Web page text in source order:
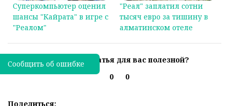
Суперкомпьютер оценил
шансы "Кайрата" в игре с
"Реалом"
"Реал" заплатил сотни
тысяч евро за тишину в
алматинском отеле
Была ли эта статья для вас полезной?
0
0
Поделиться:
Сообщить об ошибке